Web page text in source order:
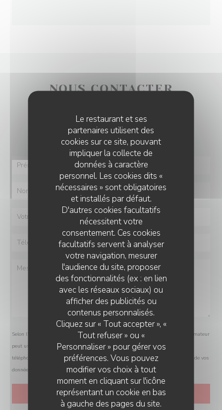
Le restaurant et ses
partenaires utilisent des
cookies sur ce site, pouvant
impliquer la collecte de
données à caractère
personnel. Les cookies dits «
nécessaires » sont obligatoires
et installés par défaut.
D'autres cookies facultatifs
nécessitent votre
consentement. Ces cookies
facultatifs servent à analyser
votre navigation, mesurer
l'audience du site, proposer
des fonctionnalités (ex : en lien
avec les réseaux sociaux) ou
afficher des publicités ou
contenus personnalisés.
Cliquez sur « Tout accepter », «
Tout refuser » ou «
Personnaliser » pour gérer vos
préférences. Vous pouvez
modifier vos choix à tout
moment en cliquant sur l'icône
représentant un cookie en bas
à gauche des pages du site.
NOUS CONTACTER
Vous désirez nous contacter ?
Remplissez le formulaire ci-dessous !
Selon l'article L.223-2 du code de la consommation, il est rappelé que le consommateur
peut user de son droit à s'inscrire sur la liste d'opposition au démarchage
téléphonique Bloctel :
bloctel.gouv.fr. Pour plus d'informations sur le traitement de vos
données, consultez notrepolitique de confidentialité.
RESTAURANT INDIEN OM SHIVA